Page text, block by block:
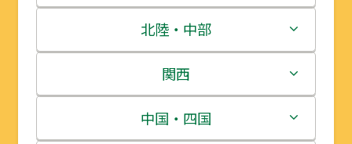
青森県
岩手県
宮城県
茨城県
栃木県
群馬県
北陸・中部
新潟県
富山県
関西
三重県
中国・四国